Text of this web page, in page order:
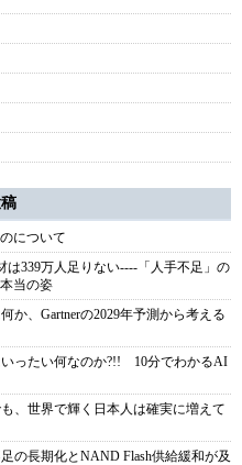
について
は339万人足りない----「人手不足」の
当の姿
か、Gartnerの2029年予測から考える
ったい何なのか?!! 10分でわかるAI
、世界で輝く日本人は確実に増えて
の長期化とNAND Flash供給緩和が及